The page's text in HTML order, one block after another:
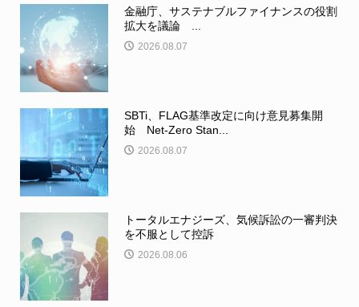
金融庁、サステナブルファイナンスの役割
拡大を議論 ...
2026.08.07
SBTi、FLAG基準改定に向け意見募集開
始 Net-Zero Stan...
2026.08.07
トータルエナジーズ、気候訴訟の一審判決
を不服として控訴
2026.08.06